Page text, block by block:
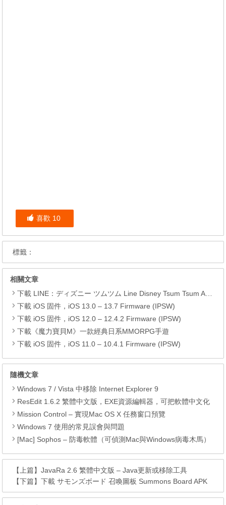
喜歡 10
標籤：
相關文章
下載 LINE：ディズニー ツムツム Line Disney Tsum Tsum APK
下載 iOS 固件，iOS 13.0 – 13.7 Firmware (IPSW)
下載 iOS 固件，iOS 12.0 – 12.4.2 Firmware (IPSW)
下載《魔力寶貝M》一款經典日系MMORPG手遊
下載 iOS 固件，iOS 11.0 – 10.4.1 Firmware (IPSW)
隨機文章
Windows 7 / Vista 中移除 Internet Explorer 9
ResEdit 1.6.2 繁體中文版，EXE資源編輯器，可把軟體中文化
Mission Control – 實現Mac OS X 任務窗口預覽
Windows 7 使用的常見誤會與問題
[Mac] Sophos – 防毒軟體（可偵測Mac與Windows病毒木馬）
【上篇】JavaRa 2.6 繁體中文版 – Java更新或移除工具
【下篇】下載 サモンズボード 召喚圖板 Summons Board APK